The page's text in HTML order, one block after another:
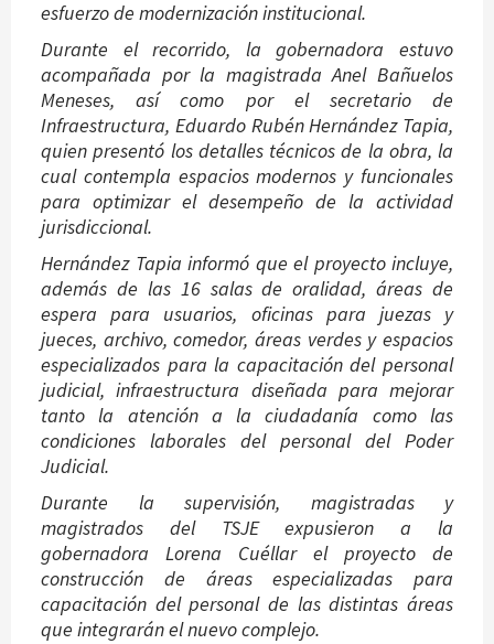
esfuerzo de modernización institucional.
Durante el recorrido, la gobernadora estuvo
acompañada por la magistrada Anel Bañuelos
Meneses, así como por el secretario de
Infraestructura, Eduardo Rubén Hernández Tapia,
quien presentó los detalles técnicos de la obra, la
cual contempla espacios modernos y funcionales
para optimizar el desempeño de la actividad
jurisdiccional.
Hernández Tapia informó que el proyecto incluye,
además de las 16 salas de oralidad, áreas de
espera para usuarios, oficinas para juezas y
jueces, archivo, comedor, áreas verdes y espacios
especializados para la capacitación del personal
judicial, infraestructura diseñada para mejorar
tanto la atención a la ciudadanía como las
condiciones laborales del personal del Poder
Judicial.
Durante la supervisión, magistradas y
magistrados del TSJE expusieron a la
gobernadora Lorena Cuéllar el proyecto de
construcción de áreas especializadas para
capacitación del personal de las distintas áreas
que integrarán el nuevo complejo.